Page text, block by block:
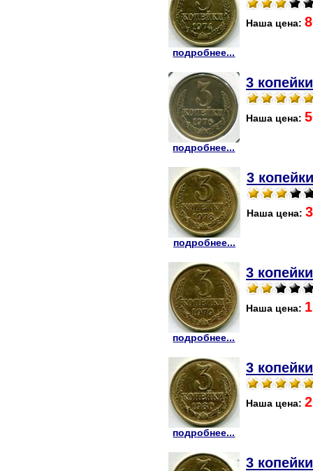
подробнее...
Наша цена:
подробнее...
3
Наша цена:
подробнее...
3
Наша цена:
подробнее...
3
Наша цена:
подробнее...
3
Наша цена:
3